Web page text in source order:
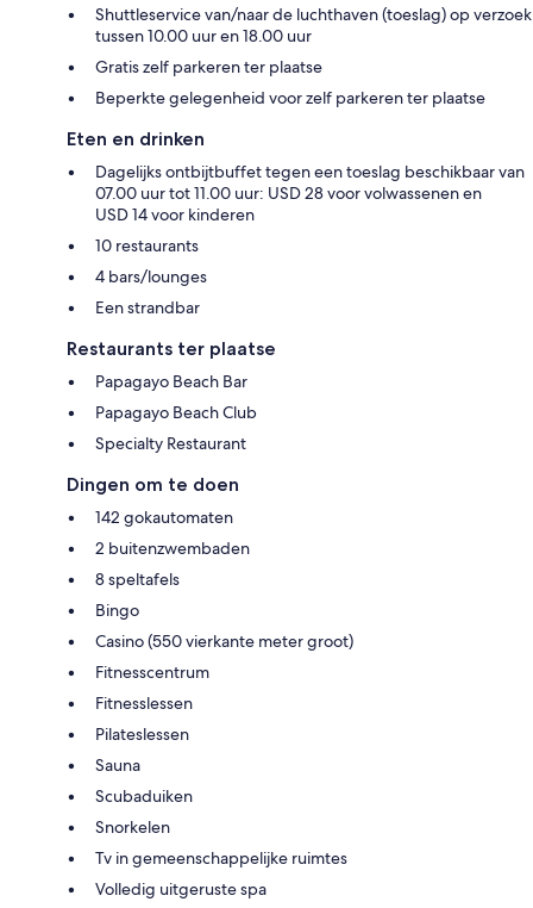
Shuttleservice van/naar de luchthaven (toeslag) op verzoek
tussen 10.00 uur en 18.00 uur
Gratis zelf parkeren ter plaatse
Beperkte gelegenheid voor zelf parkeren ter plaatse
Eten en drinken
Dagelijks ontbijtbuffet tegen een toeslag beschikbaar van
07.00 uur tot 11.00 uur: USD 28 voor volwassenen en
USD 14 voor kinderen
10 restaurants
4 bars/lounges
Een strandbar
Restaurants ter plaatse
Papagayo Beach Bar
Papagayo Beach Club
Specialty Restaurant
Dingen om te doen
142 gokautomaten
2 buitenzwembaden
8 speltafels
Bingo
Casino (550 vierkante meter groot)
Fitnesscentrum
Fitnesslessen
Pilateslessen
Sauna
Scubaduiken
Snorkelen
Tv in gemeenschappelijke ruimtes
Volledig uitgeruste spa